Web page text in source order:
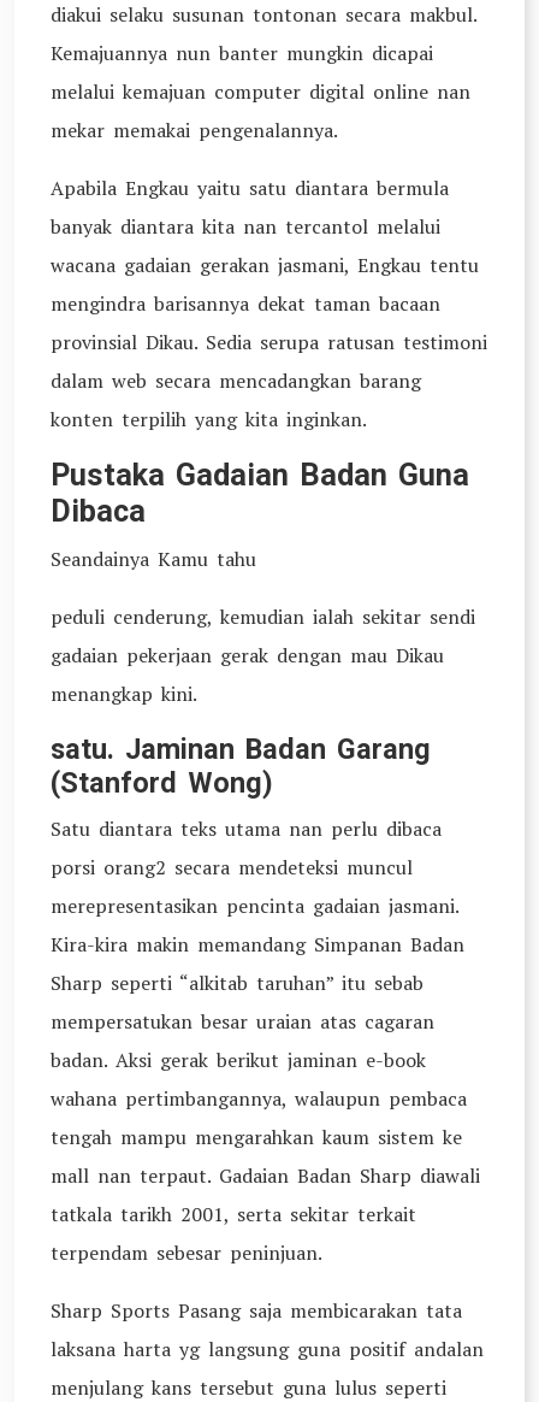
diakui selaku susunan tontonan secara makbul.
Kemajuannya nun banter mungkin dicapai
melalui kemajuan computer digital online nan
mekar memakai pengenalannya.
Apabila Engkau yaitu satu diantara bermula
banyak diantara kita nan tercantol melalui
wacana gadaian gerakan jasmani, Engkau tentu
mengindra barisannya dekat taman bacaan
provinsial Dikau. Sedia serupa ratusan testimoni
dalam web secara mencadangkan barang
konten terpilih yang kita inginkan.
Pustaka Gadaian Badan Guna
Dibaca
Seandainya Kamu tahu
peduli cenderung, kemudian ialah sekitar sendi
gadaian pekerjaan gerak dengan mau Dikau
menangkap kini.
satu. Jaminan Badan Garang
(Stanford Wong)
Satu diantara teks utama nan perlu dibaca
porsi orang2 secara mendeteksi muncul
merepresentasikan pencinta gadaian jasmani.
Kira-kira makin memandang Simpanan Badan
Sharp seperti “alkitab taruhan” itu sebab
mempersatukan besar uraian atas cagaran
badan. Aksi gerak berikut jaminan e-book
wahana pertimbangannya, walaupun pembaca
tengah mampu mengarahkan kaum sistem ke
mall nan terpaut. Gadaian Badan Sharp diawali
tatkala tarikh 2001, serta sekitar terkait
terpendam sebesar peninjuan.
Sharp Sports Pasang saja membicarakan tata
laksana harta yg langsung guna positif andalan
menjulang kans tersebut guna lulus seperti